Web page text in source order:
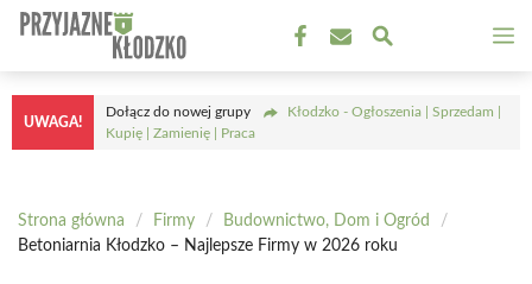
Przejdź
treści
UWAGA!
Dołącz do nowej grupy
Kłodzko - Ogłoszenia | Sprzedam |
Kupię | Zamienię | Praca
Strona główna / Firmy / Budownictwo, Dom i Ogród
/
Betoniarnia Kłodzko – Najlepsze Firmy w 2026 roku